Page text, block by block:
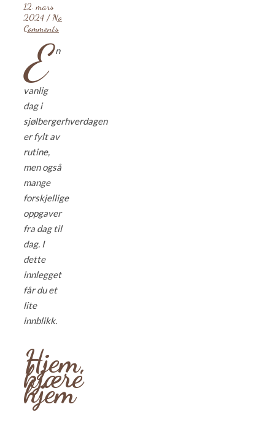
12. mars
2024 / No
Comments
E n
vanlig
dag i
sjølbergerhverdagen
er fylt av
rutine,
men også
mange
forskjellige
oppgaver
fra dag til
dag. I
dette
innlegget
får du et
lite
innblikk.
Hjem,
kjære
hjem